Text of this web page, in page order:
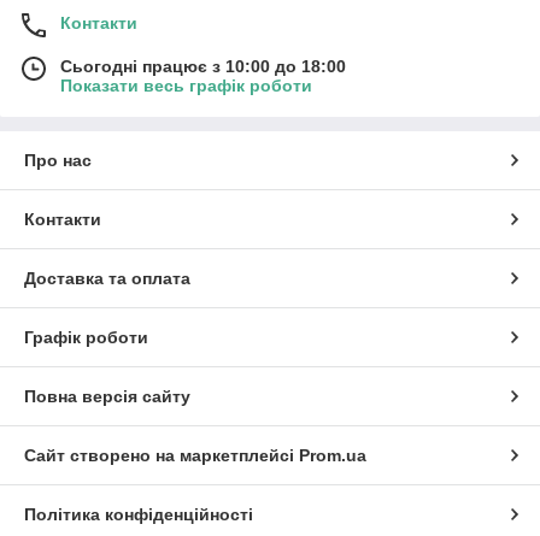
Контакти
Сьогодні працює з 10:00 до 18:00
Показати весь графік роботи
Про нас
Контакти
Доставка та оплата
Графік роботи
Повна версія сайту
Сайт створено на маркетплейсі Prom.ua
Політика конфіденційності